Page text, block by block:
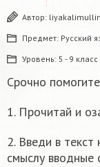
Автор:
Предмет: Русский
Уровень: 5 - 9 класс
Срочно
1. Прочитай и
2. Введи в
смыслу вводные